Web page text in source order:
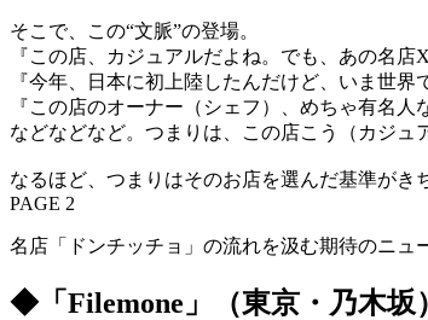
そこで、この“文脈”の登場。
『この店、カジュアルだよね。でも、あの名
『今年、日本に初上陸したんだけど、いま世界
『この店のオーナー（シェフ）、めちゃ有名人
などなどなど。つまりは、この店こう（カジュ
なるほど、つまりはそのお店を選んだ基準がき
PAGE 2
名店「ドンチッチョ」の流れを汲む期待のニュ
◆「Filemone」（東京・乃木坂）